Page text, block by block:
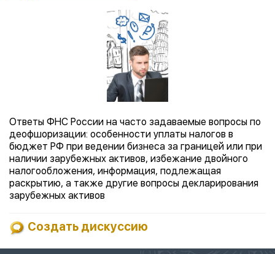
Ответы ФНС России на часто задаваемые вопросы по
деофшоризации: особенности уплаты налогов в
бюджет РФ при ведении бизнеса за границей или при
наличии зарубежных активов, избежание двойного
налогообложения, информация, подлежащая
раскрытию, а также другие вопросы декларирования
зарубежных активов
Создать дискуссию